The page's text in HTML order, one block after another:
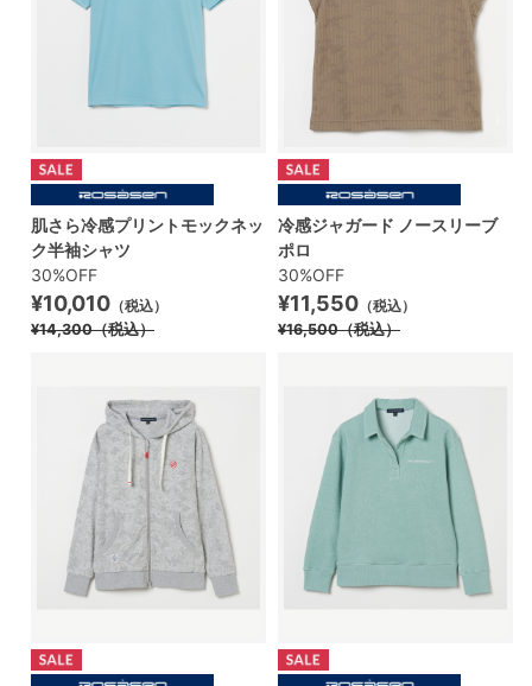
肌さら冷感プリントモックネッ
ク半袖シャツ
30%OFF
¥10,010 （税込）
¥14,300（税込）
冷感ジャガード ノースリーブ
ポロ
30%OFF
¥11,550 （税込）
¥16,500（税込）